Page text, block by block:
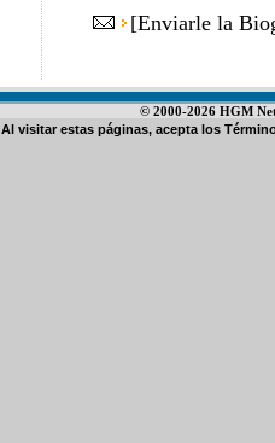
[Enviarle la
© 2000-2026 HGM
Al visitar estas páginas, acepta los